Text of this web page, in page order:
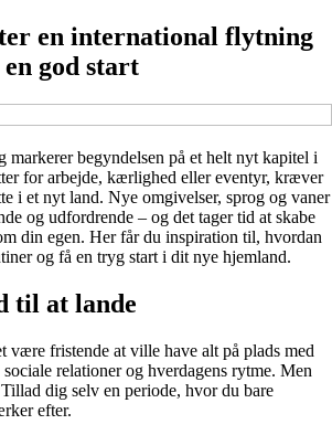
en international flytning
god start
begyndelsen på et helt nyt kapitel i
for arbejde, kærlighed eller eventyr, kræver
i et nyt land. Nye omgivelser, sprog og vaner
og udfordrende – og det tager tid at skabe
din egen. Her får du inspiration til, hvordan
og få en tryg start i dit nye hjemland.
til at lande
være fristende at ville have alt på plads med
relationer og hverdagens rytme. Men
dig selv en periode, hvor du bare
efter.